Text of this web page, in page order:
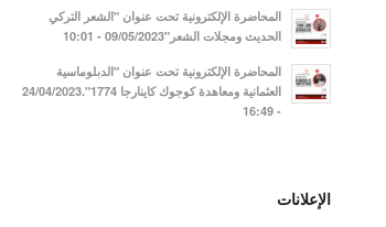
المحاضرة الإلكترونية تحت عنوان "الشعر التركي
الحديث ومجلات الشعر"09/05/2023 - 10:01
المحاضرة الإلكترونية تحت عنوان "الدبلوماسية
العثمانية ومعاهدة كوجوك كاينارجا 1774".24/04/2023
- 16:49
الإعلانات